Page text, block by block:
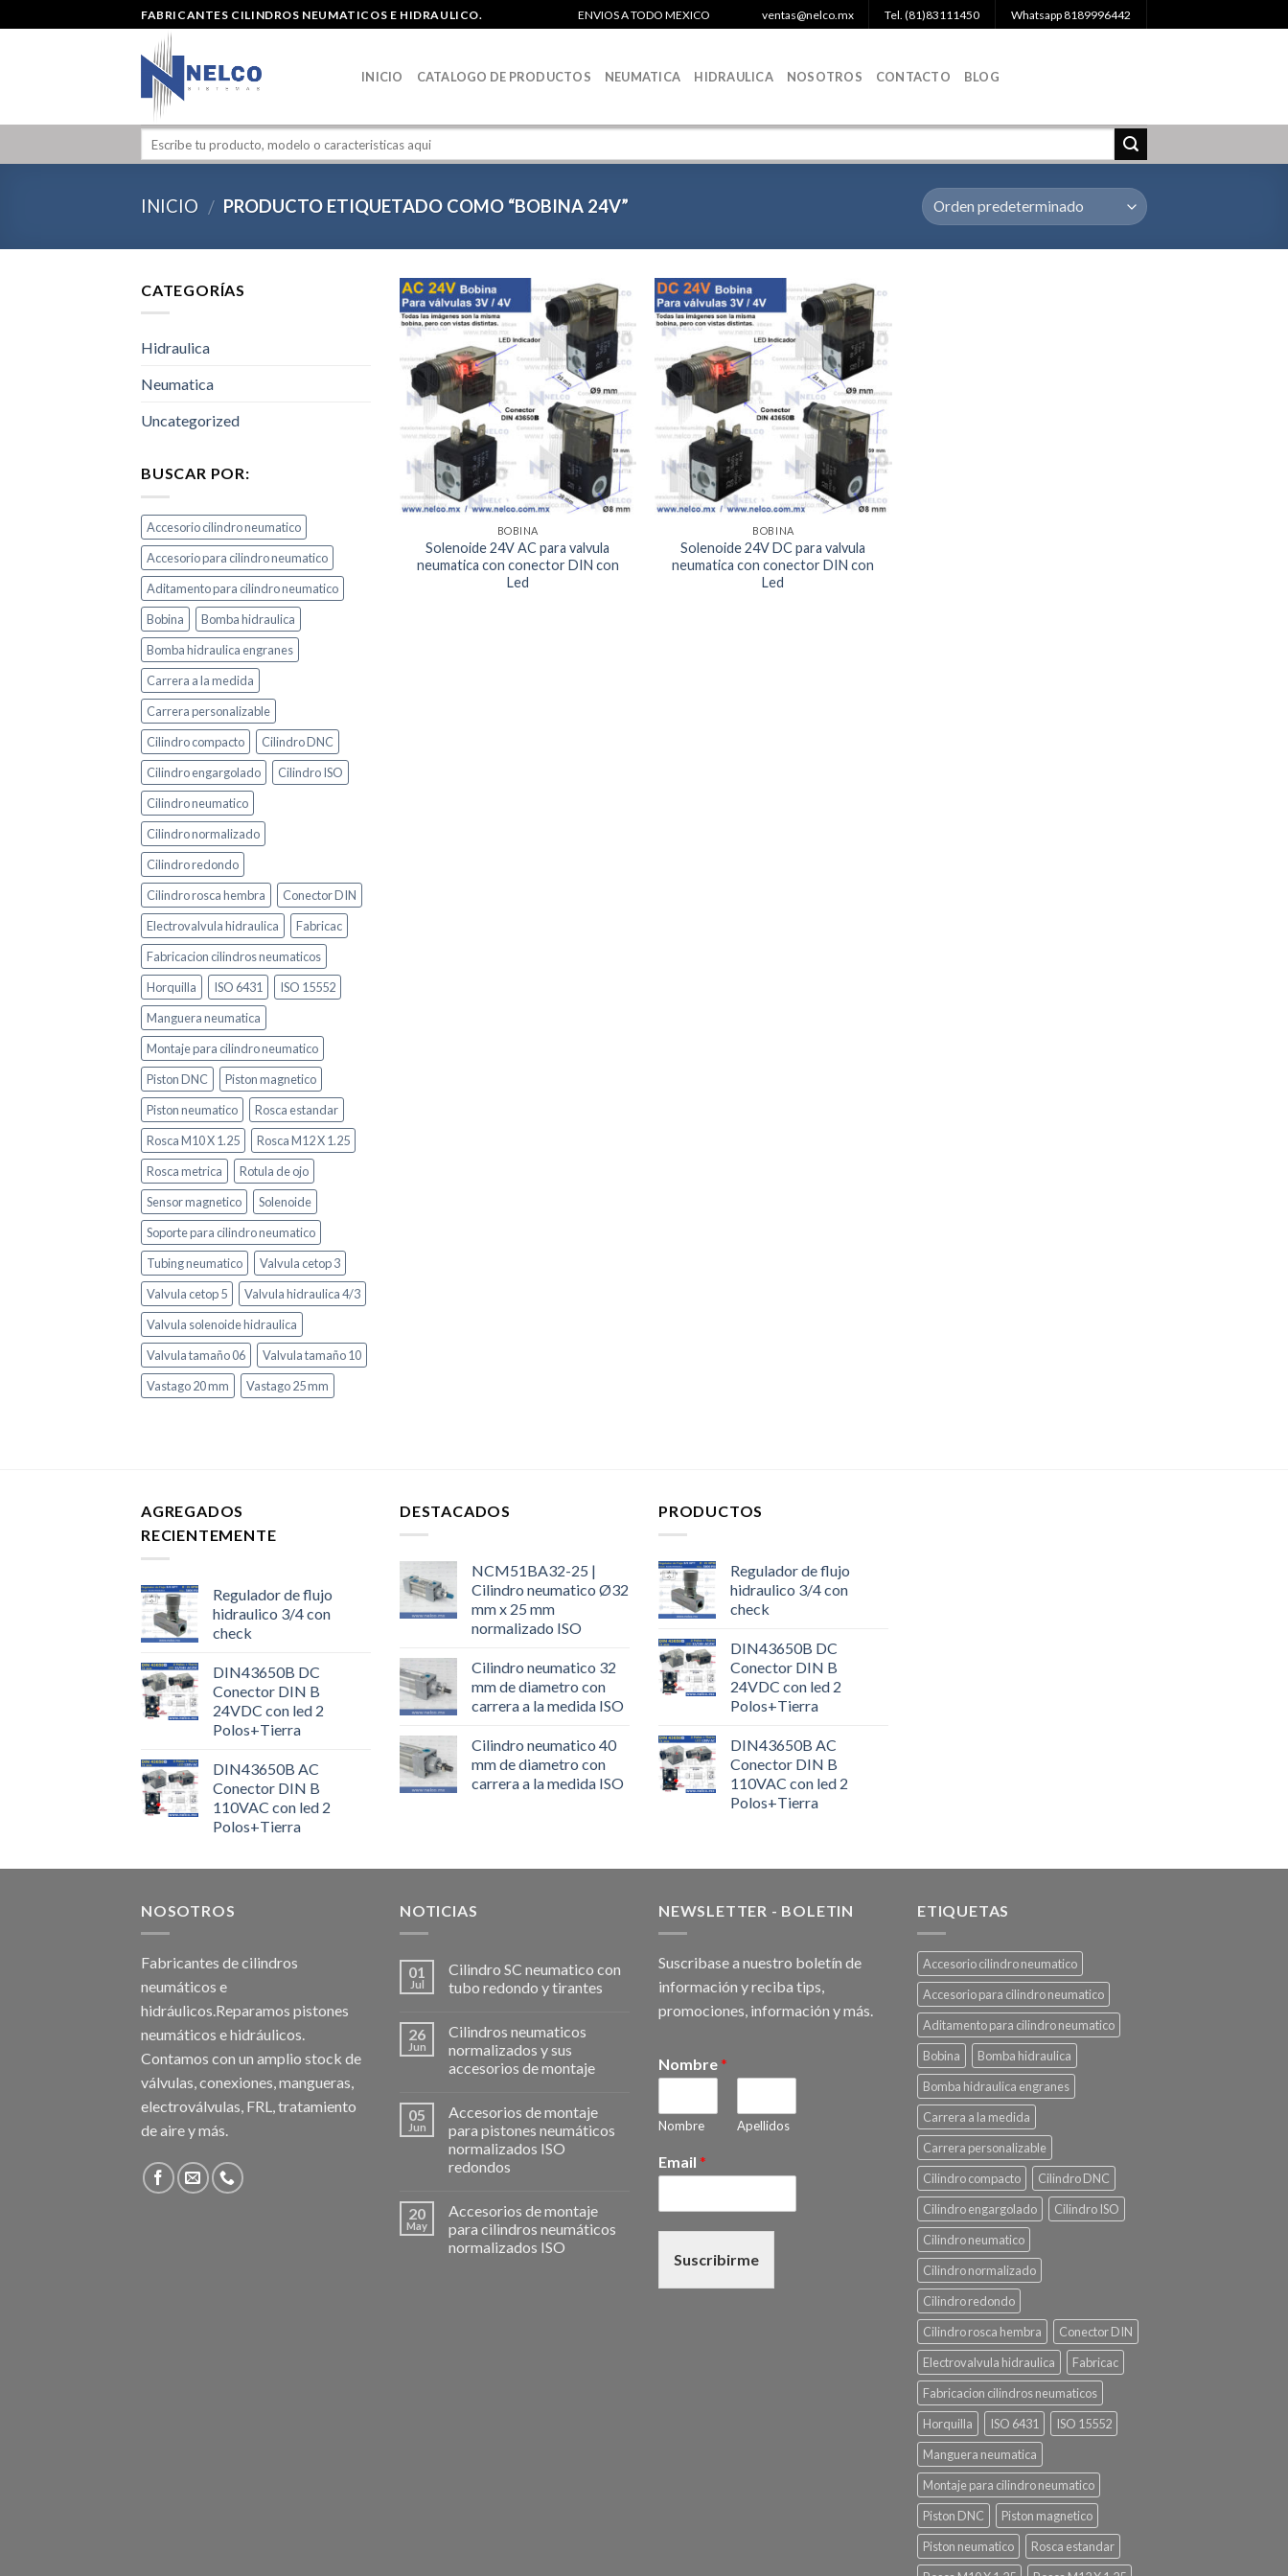
FABRICANTES CILINDROS NEUMATICOS E HIDRAULICO. ENVIOS A TODO MEXICO ventas@nelco.mx Tel. (81)83111450 Whatsapp 8189996442
INICIO CATALOGO DE PRODUCTOS NEUMATICA HIDRAULICA NOSOTROS CONTACTO BLOG
INICIO / PRODUCTO ETIQUETADO COMO “BOBINA 24V”
CATEGORÍAS
Hidraulica
Neumatica
Uncategorized
BUSCAR POR:
Accesorio cilindro neumatico
Accesorio para cilindro neumatico
Aditamento para cilindro neumatico
Bobina
Bomba hidraulica
Bomba hidraulica engranes
Carrera a la medida
Carrera personalizable
Cilindro compacto
Cilindro DNC
Cilindro engargolado
Cilindro ISO
Cilindro neumatico
Cilindro normalizado
Cilindro redondo
Cilindro rosca hembra
Conector DIN
Electrovalvula hidraulica
Fabricac
Fabricacion cilindros neumaticos
Horquilla
ISO 6431
ISO 15552
Manguera neumatica
Montaje para cilindro neumatico
Piston DNC
Piston magnetico
Piston neumatico
Rosca estandar
Rosca M10 X 1.25
Rosca M12 X 1.25
Rosca metrica
Rotula de ojo
Sensor magnetico
Solenoide
Soporte para cilindro neumatico
Tubing neumatico
Valvula cetop 3
Valvula cetop 5
Valvula hidraulica 4/3
Valvula solenoide hidraulica
Valvula tamaño 06
Valvula tamaño 10
Vastago 20 mm
Vastago 25 mm
Agregar
a la
Lista de
deseos
BOBINA
Solenoide 24V AC para valvula
neumatica con conector DIN con
Led
Agregar
a la
Lista de
deseos
BOBINA
Solenoide 24V DC para valvula
neumatica con conector DIN con
Led
AGREGADOS
RECIENTEMENTE
Regulador de flujo
hidraulico 3/4 con
check
DIN43650B DC
Conector DIN B
24VDC con led 2
Polos+Tierra
DIN43650B AC
Conector DIN B
110VAC con led 2
Polos+Tierra
DESTACADOS
NCM51BA32-25 |
Cilindro neumatico Ø32
mm x 25 mm
normalizado ISO
Cilindro neumatico 32
mm de diametro con
carrera a la medida ISO
Cilindro neumatico 40
mm de diametro con
carrera a la medida ISO
PRODUCTOS
Regulador de flujo
hidraulico 3/4 con
check
DIN43650B DC
Conector DIN B
24VDC con led 2
Polos+Tierra
DIN43650B AC
Conector DIN B
110VAC con led 2
Polos+Tierra
NOSOTROS
Fabricantes de cilindros
neumáticos e
hidráulicos.Reparamos pistones
neumáticos e hidráulicos.
Contamos con un amplio stock de
válvulas, conexiones, mangueras,
electroválvulas, FRL, tratamiento
de aire y más.
NOTICIAS
01
Jul
Cilindro SC neumatico con
tubo redondo y tirantes
26
Jun
Cilindros neumaticos
normalizados y sus
accesorios de montaje
05
Jun
Accesorios de montaje
para pistones neumáticos
normalizados ISO
redondos
20
May
Accesorios de montaje
para cilindros neumáticos
normalizados ISO
NEWSLETTER - BOLETIN
Suscribase a nuestro boletín de
información y reciba tips,
promociones, información y más.
Nombre *
Nombre Apellidos
Email *
Suscribirme
ETIQUETAS
Accesorio cilindro neumatico
Accesorio para cilindro neumatico
Aditamento para cilindro neumatico
Bobina
Bomba hidraulica
Bomba hidraulica engranes
Carrera a la medida
Carrera personalizable
Cilindro compacto
Cilindro DNC
Cilindro engargolado
Cilindro ISO
Cilindro neumatico
Cilindro normalizado
Cilindro redondo
Cilindro rosca hembra
Conector DIN
Electrovalvula hidraulica
Fabricac
Fabricacion cilindros neumaticos
Horquilla
ISO 6431
ISO 15552
Manguera neumatica
Montaje para cilindro neumatico
Piston DNC
Piston magnetico
Piston neumatico
Rosca estandar